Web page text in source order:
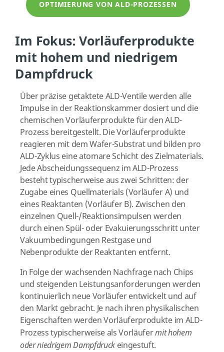
OPTIMIERUNG VON ALD-PROZESSEN
Im Fokus: Vorläuferprodukte
mit hohem und niedrigem
Dampfdruck
Über präzise getaktete ALD-Ventile werden alle
Impulse in der Reaktionskammer dosiert und die
chemischen Vorläuferprodukte für den ALD-
Prozess bereitgestellt. Die Vorläuferprodukte
reagieren mit dem Wafer-Substrat und bilden pro
ALD-Zyklus eine atomare Schicht des Zielmaterials.
Jede Abscheidungssequenz im ALD-Prozess
besteht typischerweise aus zwei Schritten: der
Zugabe eines Quellmaterials (Vorläufer A) und
eines Reaktanten (Vorläufer B). Zwischen den
einzelnen Quell-/Reaktionsimpulsen werden
durch einen Spül- oder Evakuierungsschritt unter
Vakuumbedingungen Restgase und
Nebenprodukte der Reaktanten entfernt.
In Folge der wachsenden Nachfrage nach Chips
und steigenden Leistungsanforderungen werden
kontinuierlich neue Vorläufer entwickelt und auf
den Markt gebracht. Je nach ihren physikalischen
Eigenschaften werden Vorläuferprodukte im ALD-
Prozess typischerweise als Vorläufermit hohem
oder niedrigem Dampfdruck eingestuft.